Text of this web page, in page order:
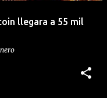
llegara a 55 mil